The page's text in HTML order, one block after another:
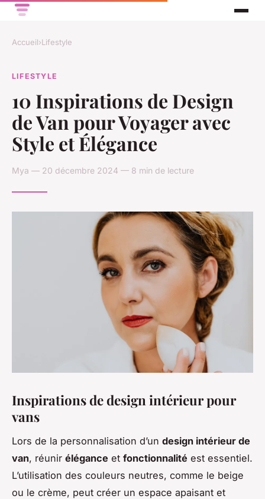
Accueil›Lifestyle
LIFESTYLE
10 Inspirations de Design
de Van pour Voyager avec
Style et Élégance
Mya — 20 décembre 2024 — 8 min de lecture
Inspirations de design intérieur pour
vans
Lors de la personnalisation d’un design intérieur de
van, réunir élégance et fonctionnalité est essentiel.
L’utilisation des couleurs neutres, comme le beige
ou le crème, peut créer un espace apaisant et